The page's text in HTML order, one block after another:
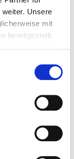
Unsere
mit
bereitgestellt
nutzen.